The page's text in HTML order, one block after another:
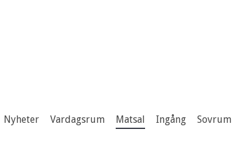
Nyheter Vardagsrum Matsal Ingång Sovrum